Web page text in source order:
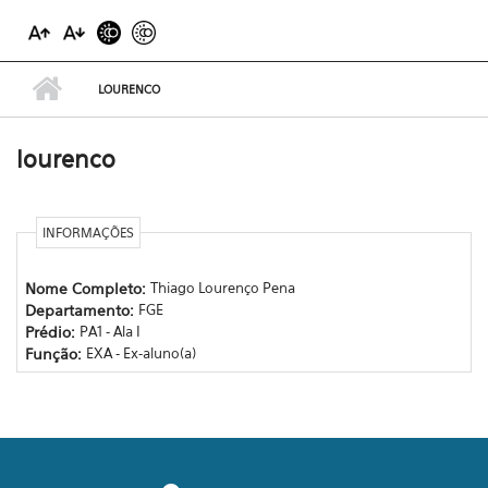
LOURENCO
lourenco
INFORMAÇÕES
Nome Completo: Thiago Lourenço Pena
Departamento: FGE
Prédio: PA1 - Ala I
Função: EXA - Ex-aluno(a)